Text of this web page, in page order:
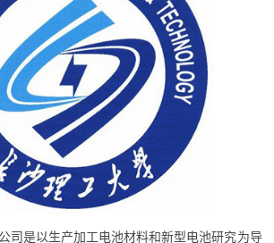
司是以生产加工电池材料和新型电池研究为导